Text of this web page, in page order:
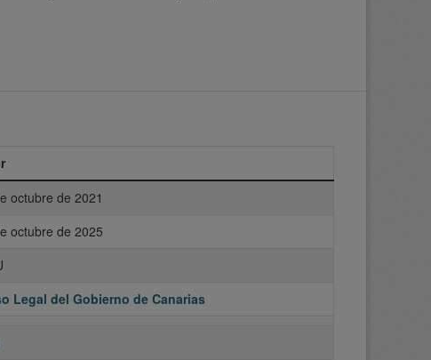
octubre de 2021
octubre de 2025
Legal del Gobierno de Canarias